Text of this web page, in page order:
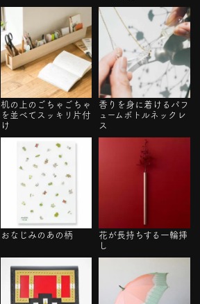
机の上のごちゃごちゃ
を並べてスッキリ片付
け
香りを身に着けるパフ
ュームボトルネックレ
ス
おなじみのあの柄
花が長持ちする一輪挿
し